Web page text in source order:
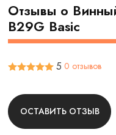
Отзывы о
B29G Basic
5 0 отзывов
ОСТАВИТЬ ОТЗЫВ